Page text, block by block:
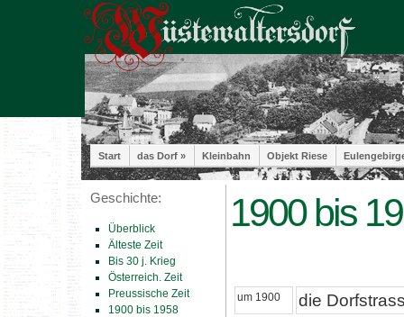
Start das Dorf » Kleinbahn Objekt Riese
Geschichte:
Überblick
Älteste Zeit
Bis 30 j. Krieg
Österreich. Zeit
Preussische Zeit
1900 bis 1958
1900 bis
um 1900 die